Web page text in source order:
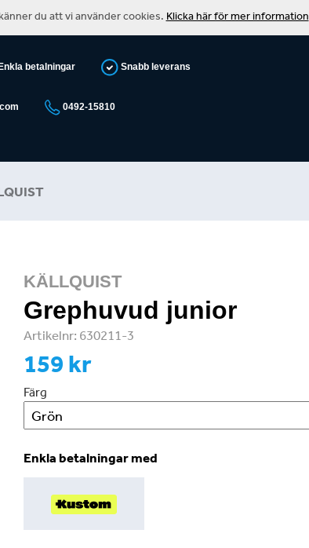
betalningar Snabb leverans
0492-15810
KÄLLQUIST
Grephuvud junior
Artikelnr: 630211-3
159 kr
Färg
Enkla betalningar med
du att vi använder cookies. Klicka här för mer information